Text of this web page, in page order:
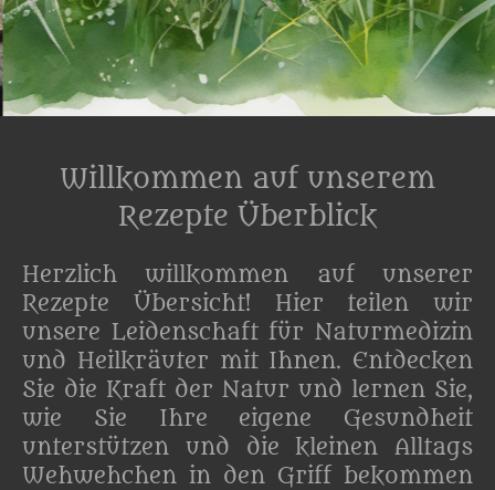
Willkommen auf unserem
Rezepte Überblick
Herzlich willkommen auf unserer
Rezepte Übersicht! Hier teilen wir
unsere Leidenschaft für Naturmedizin
und Heilkräuter mit Ihnen. Entdecken
Sie die Kraft der Natur und lernen Sie,
wie Sie Ihre eigene Gesundheit
unterstützen und die kleinen Alltags
Wehwehchen in den Griff bekommen